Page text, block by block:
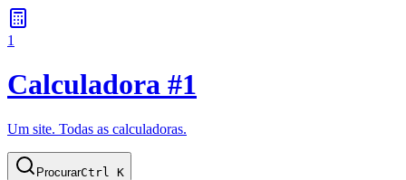
1
Calculadora #1
Um site. Todas as calculadoras.
ProcurarCtrl K